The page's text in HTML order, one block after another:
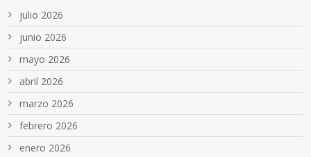
julio 2026
junio 2026
mayo 2026
abril 2026
marzo 2026
febrero 2026
enero 2026